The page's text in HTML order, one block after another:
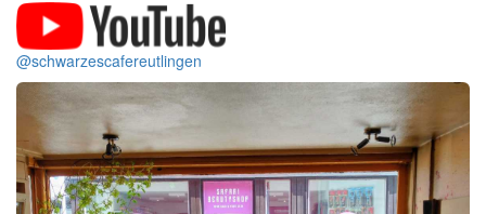
@schwarzescafereutlingen